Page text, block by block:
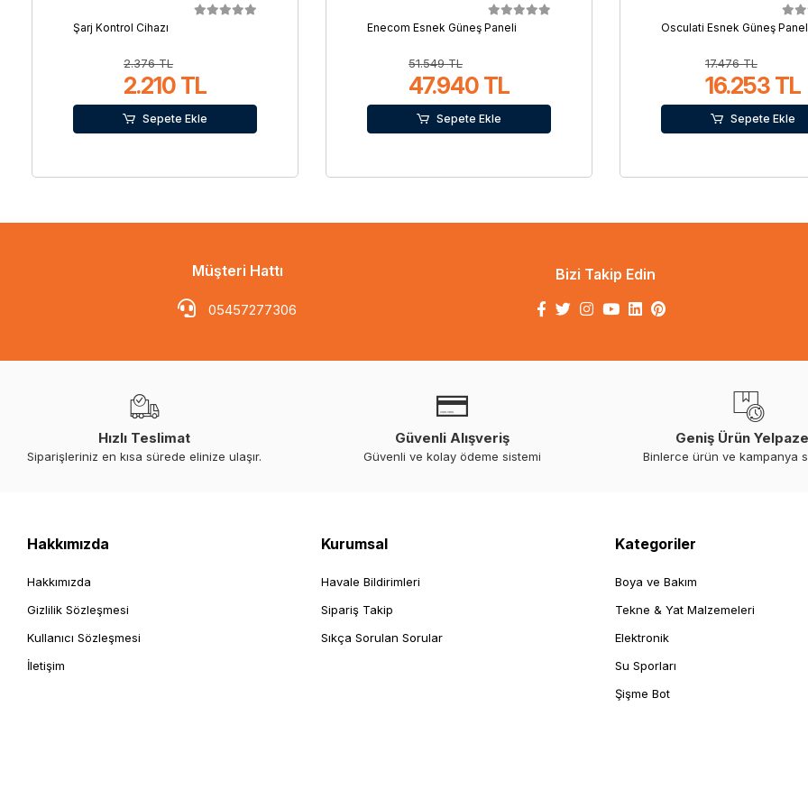
Şarj Kontrol Cihazı
2.376 TL
2.210 TL
Sepete Ekle
Enecom Esnek Güneş Paneli
51.549 TL
47.940 TL
Sepete Ekle
Osculati Esnek Güneş
17.476 TL
16.253 TL
Sepete Ekle
Müşteri Hattı
05457277306
Bizi Takip Edin
Hızlı Teslimat
Siparişleriniz en kısa sürede elinize ulaşır.
Güvenli Alışveriş
Güvenli ve kolay ödeme sistemi
Geniş Ürün
Binlerce ürün ve kampanya
Hakkımızda
Hakkımızda
Gizlilik Sözleşmesi
Kullanıcı Sözleşmesi
İletişim
Kurumsal
Havale Bildirimleri
Sipariş Takip
Sıkça Sorulan Sorular
Kategoriler
Boya ve Bakım
Tekne & Yat Malzemeleri
Elektronik
Su Sporları
Şişme Bot